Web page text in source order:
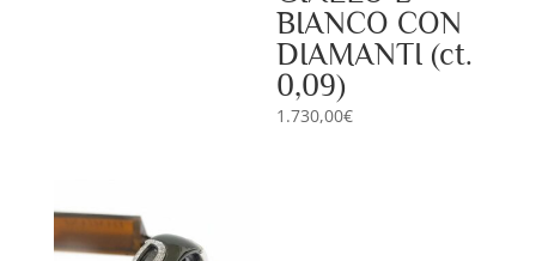
BIANCO CON
DIAMANTI (ct.
0,09)
1.730,00€